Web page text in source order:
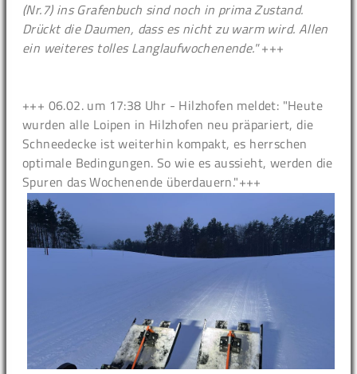
(Nr.7) ins Grafenbuch sind noch in prima Zustand.
Drückt die Daumen, dass es nicht zu warm wird. Allen
ein weiteres tolles Langlaufwochenende."+++
+++ 06.02. um 17:38 Uhr - Hilzhofen meldet: "Heute
wurden alle Loipen in Hilzhofen neu präpariert, die
Schneedecke ist weiterhin kompakt, es herrschen
optimale Bedingungen. So wie es aussieht, werden die
Spuren das Wochenende überdauern."+++